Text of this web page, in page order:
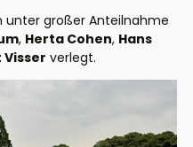
großer Anteilnahme
, Herta Cohen, Hans
Visser verlegt.